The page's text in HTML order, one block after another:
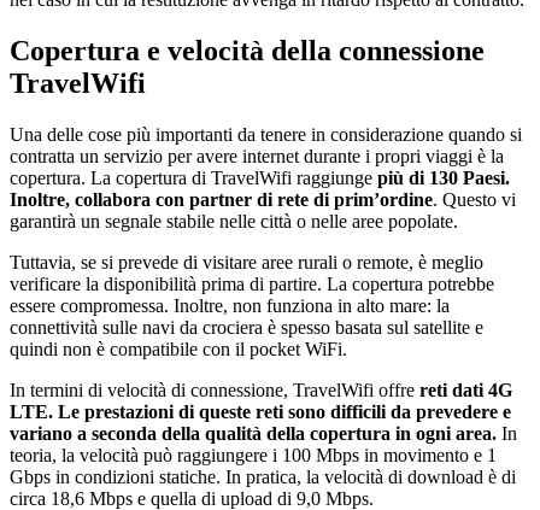
Copertura e velocità della connessione
TravelWifi
Una delle cose più importanti da tenere in considerazione quando si
contratta un servizio per avere internet durante i propri viaggi è la
copertura. La copertura di TravelWifi raggiunge più di 130 Paesi.
Inoltre, collabora con partner di rete di prim’ordine. Questo vi
garantirà un segnale stabile nelle città o nelle aree popolate.
Tuttavia, se si prevede di visitare aree rurali o remote, è meglio
verificare la disponibilità prima di partire. La copertura potrebbe
essere compromessa. Inoltre, non funziona in alto mare: la
connettività sulle navi da crociera è spesso basata sul satellite e
quindi non è compatibile con il pocket WiFi.
In termini di velocità di connessione, TravelWifi offre reti dati 4G
LTE. Le prestazioni di queste reti sono difficili da prevedere e
variano a seconda della qualità della copertura in ogni area. In
teoria, la velocità può raggiungere i 100 Mbps in movimento e 1
Gbps in condizioni statiche. In pratica, la velocità di download è di
circa 18,6 Mbps e quella di upload di 9,0 Mbps.